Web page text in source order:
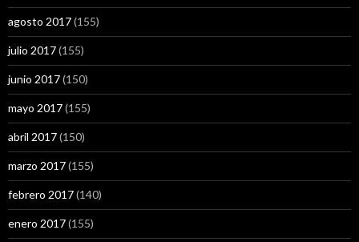
agosto 2017(155)
julio 2017(155)
junio 2017(150)
mayo 2017(155)
abril 2017(150)
marzo 2017(155)
febrero 2017(140)
enero 2017(155)